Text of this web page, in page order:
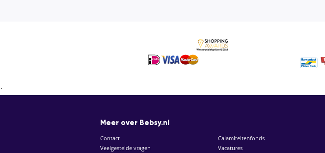
`
Meer over Bebsy.nl
Contact
Veelgestelde vragen
Calamiteitenfonds
Vacatures